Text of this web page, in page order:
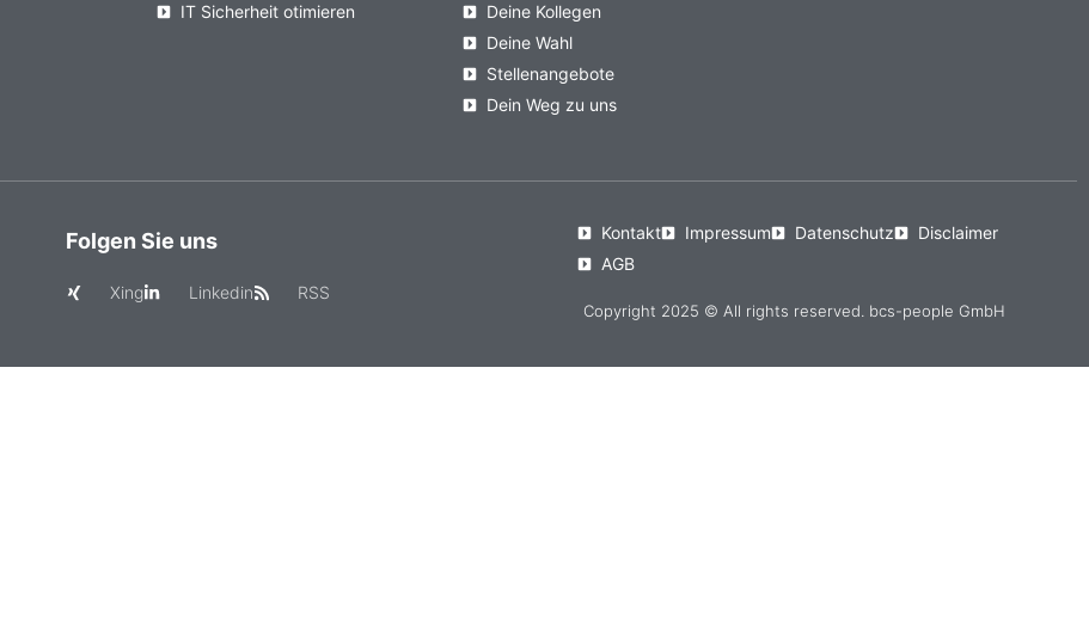
IT Sicherheit otimieren
Deine Kollegen
Deine Wahl
Stellenangebote
Dein Weg zu uns
Folgen Sie uns
Xing Linkedin RSS
Kontakt Impressum Datenschutz
Disclaimer
AGB
Copyright 2025 © All rights reserved. bcs-people GmbH